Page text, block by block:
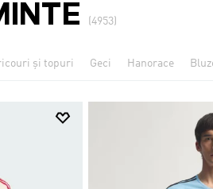
(4953)
și topuri Geci Hanorace